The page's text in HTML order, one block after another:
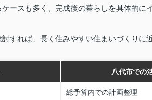
ースも多く、完成後の暮らしを具体的に
すれば、長く住みやすい住まいづくりに
八代市での
総予算内での計画整理